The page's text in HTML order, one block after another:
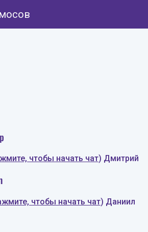
чтобы начать чат) Дмитрий
чтобы начать чат) Даниил